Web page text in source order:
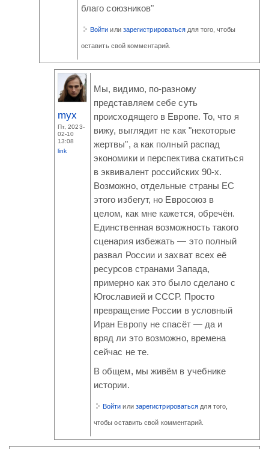
благо союзников"
Войти или зарегистрироваться для того, чтобы
оставить свой комментарий.
myx
Пт, 2023-
02-10
13:08
link
Мы, видимо, по-разному
представляем себе суть
происходящего в Европе. То, что я
вижу, выглядит не как "некоторые
жертвы", а как полный распад
экономики и перспектива скатиться
в эквивалент российских 90-х.
Возможно, отдельные страны ЕС
этого избегут, но Евросоюз в
целом, как мне кажется, обречён.
Единственная возможность такого
сценария избежать — это полный
развал России и захват всех её
ресурсов странами Запада,
примерно как это было сделано с
Югославией и СССР. Просто
превращение России в условный
Иран Европу не спасёт — да и
вряд ли это возможно, времена
сейчас не те.
В общем, мы живём в учебнике
истории.
Войти или зарегистрироваться для того,
чтобы оставить свой комментарий.